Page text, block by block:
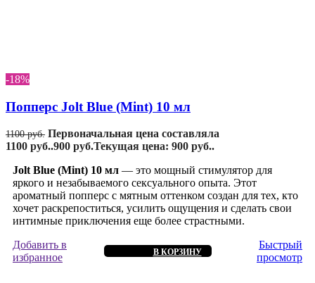
-18%
Попперс Jolt Blue (Mint) 10 мл
1100руб. Первоначальная цена составляла
1100 руб..900 руб.Текущая цена: 900 руб..
Jolt Blue (Mint) 10 мл — это мощный стимулятор для
яркого и незабываемого сексуального опыта. Этот
ароматный попперс с мятным оттенком создан для тех, кто
хочет раскрепоститься, усилить ощущения и сделать свои
интимные приключения еще более страстными.
Добавить в
избранное
В КОРЗИНУ
Быстрый
просмотр